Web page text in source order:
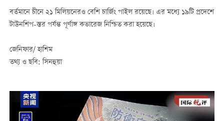
বর্তমানে চীনে ২১ মিলিয়নেরও বেশি চার্জিং পাইল রয়েছে। এর মধ্যে ১৯টি প্রদেশে
টাউনশিপ-স্তর পর্যন্ত পূর্ণাঙ্গ কভারেজ নিশ্চিত করা হয়েছে।
জেনিফার/ হাশিম
তথ্য ও ছবি: সিনহুয়া